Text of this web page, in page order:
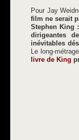
Pour Jay
film ne serait
Stephen King
dirigeantes
inévitables
Le long-
livre de King